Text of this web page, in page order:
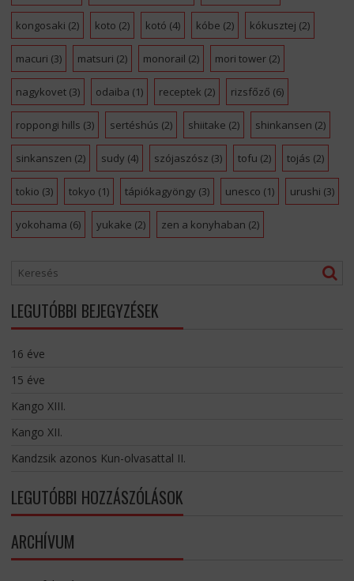
kongosaki (2) koto (2) kotó (4) kóbe (2) kókusztej (2)
macuri (3) matsuri (2) monorail (2) mori tower(2)
nagykovet(3) odaiba (1) receptek (2) rizsfőző (6)
roppongi hills (3) sertéshús (2) shiitake (2) shinkansen (2)
sinkanszen (2) sudy (4) szójaszósz (3) tofu (2) tojás (2)
tokio (3) tokyo (1) tápiókagyöngy (3) unesco (1) urushi (3)
yokohama (6) yukake (2) zen a konyhaban (2)
LEGUTÓBBI BEJEGYZÉSEK
16 éve
15 éve
Kango XIII.
Kango XII.
Kandzsik azonos Kun-olvasattal II.
LEGUTÓBBI HOZZÁSZÓLÁSOK
ARCHÍVUM